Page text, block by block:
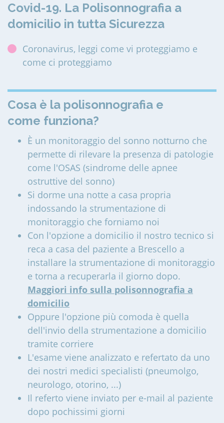
Covid-19. La Polisonnografia a
domicilio in tutta Sicurezza
Coronavirus, leggi come vi proteggiamo e
come ci proteggiamo
Cosa è la polisonnografia e
come funziona?
È un monitoraggio del sonno notturno che
permette di rilevare la presenza di patologie
come l'OSAS (sindrome delle apnee
ostruttive del sonno)
Si dorme una notte a casa propria
indossando la strumentazione di
monitoraggio che forniamo noi
Con l'opzione a domicilio il nostro tecnico si
reca a casa del paziente a Brescello a
installare la strumentazione di monitoraggio
e torna a recuperarla il giorno dopo.
Maggiori info sulla polisonnografia a
domicilio
Oppure l'opzione più comoda è quella
dell'invio della strumentazione a domicilio
tramite corriere
L'esame viene analizzato e refertato da uno
dei nostri medici specialisti (pneumolgo,
neurologo, otorino, ...)
Il referto viene inviato per e-mail al paziente
dopo pochissimi giorni